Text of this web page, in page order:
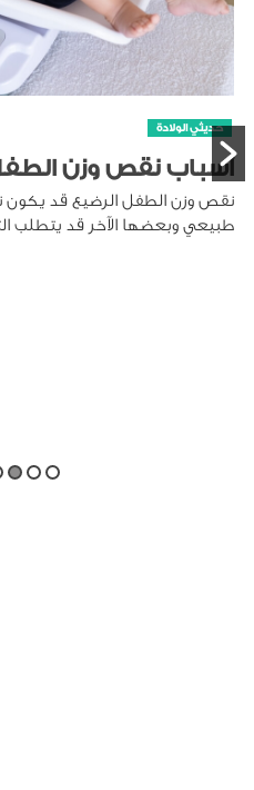
حديثي الولادة
أسباب نقص وزن
نقص وزن الطفل الرضيع قد يكون
طبيعي وبعضها الآخر قد يتطلب